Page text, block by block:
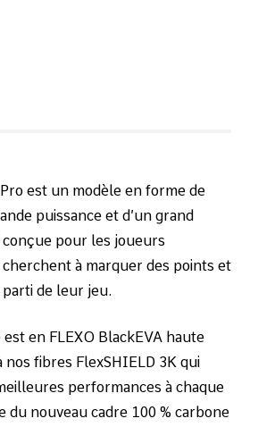
est un modèle en forme de
puissance et d’un grand
pour les joueurs
à marquer des points et
de leur jeu.
en FLEXO BlackEVA haute
nos fibres FlexSHIELD 3K qui
performances à chaque
du nouveau cadre 100 % carbone